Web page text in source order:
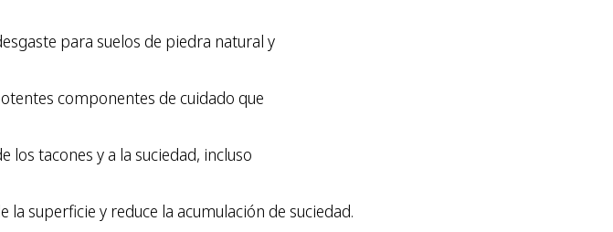
para suelos de piedra natural y
componentes de cuidado que
los tacones y a la suciedad, incluso
superficie y reduce la acumulación de suciedad.